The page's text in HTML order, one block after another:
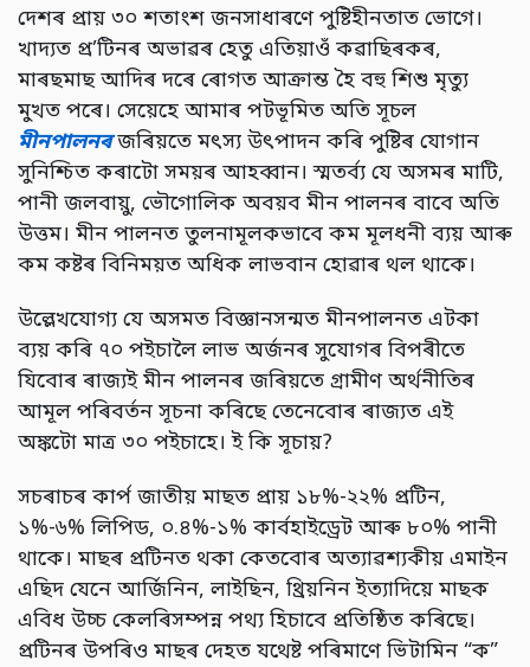
দেশৰ প্ৰায় ৩০ শতাংশ জনসাধাৰণে পুষ্টিহীনতাত ভোগে।
খাদ্যত প্ৰ’টিনৰ অভাৱৰ হেতু এতিয়াওঁ কৱাছিৰকৰ,
মাৰছমাছ আদিৰ দৰে ৰোগত আক্ৰান্ত হৈ বহু শিশু মৃত্যু
মুখত পৰে। সেয়েহে আমাৰ পটভূমিত অতি সূচল
মীনপালনৰজৰিয়তে মৎস্য উৎপাদন কৰি পুষ্টিৰ যোগান
সুনিশ্চিত কৰাটো সময়ৰ আহব্বান। স্মতৰ্ব্য যে অসমৰ মাটি,
পানী জলবায়ু, ভৌগোলিক অবয়ব মীন পালনৰ বাবে অতি
উত্তম। মীন পালনত তুলনামূলকভাবে কম মূলধনী ব্যয় আৰু
কম কষ্টৰ বিনিময়ত অধিক লাভবান হোৱাৰ থল থাকে।
উল্লেখযোগ্য যে অসমত বিজ্ঞানসন্মত মীনপালনত এটকা
ব্যয় কৰি ৭০ পইচালৈ লাভ অৰ্জনৰ সুযোগৰ বিপৰীতে
যিবোৰ ৰাজ্যই মীন পালনৰ জৰিয়তে গ্রামীণ অৰ্থনীতিৰ
আমূল পৰিবৰ্তন সূচনা কৰিছে তেনেবোৰ ৰাজ্যত এই
অঙ্কটো মাত্র ৩০ পইচাহে। ই কি সূচায়?
সচৰাচৰ কার্প জাতীয় মাছত প্রায় ১৮%-২২% প্রটিন,
১%-৬% লিপিড, ০.৪%-১% কার্বহাইড্রেট আৰু ৮০% পানী
থাকে। মাছৰ প্ৰটিনত থকা কেতবোৰ অত্যাৱশ্যকীয় এমাইন
এছিদ যেনে আর্জিনিন, লাইছিন, থ্রিয়নিন ইত্যাদিয়ে মাছক
এবিধ উচ্চ কেলৰিসম্পন্ন পথ্য হিচাবে প্রতিষ্ঠিত কৰিছে।
প্ৰটিনৰ উপৰিও মাছৰ দেহত যথেষ্ট পৰিমাণে ভিটামিন “ক”